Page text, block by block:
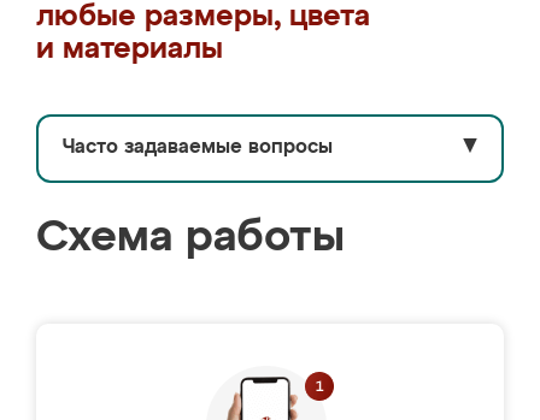
любые размеры, цвета
и материалы
Часто задаваемые вопросы ▼
Схема работы